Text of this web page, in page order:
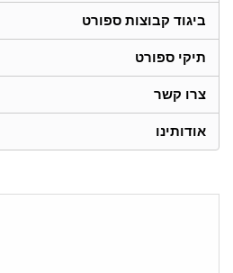
ביגוד קבוצות ספורט
תיקי ספורט
צרו קשר
אודותינו